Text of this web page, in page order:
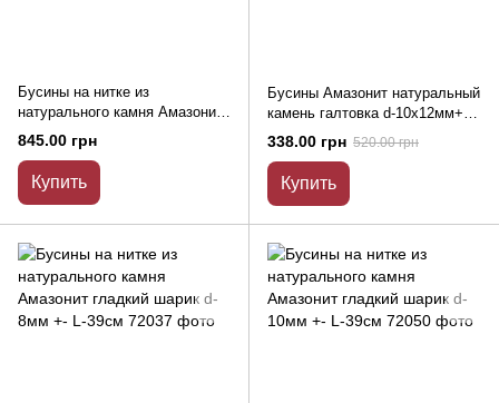
Бусины на нитке из
натурального камня Амазонит
гладкий шарик d-8мм +- L-39см
845.00 грн
Купить
Бусины Амазонит натуральный
камень галтовка d-10х12мм+-
L-38см+- на нитке
338.00 грн 520.00 грн
Купить